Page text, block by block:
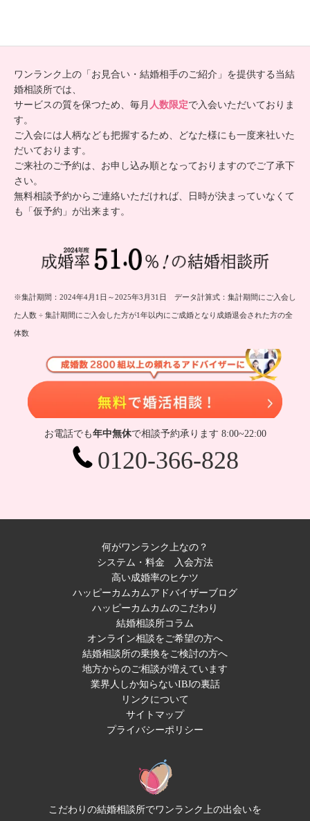
ワンランク上の「お見合い・結婚相手のご紹介」を提供する当結
婚相談所では、
サービスの質を保つため、毎月 人数限定で入会いただいておりま
す。
ご入会には人柄なども把握するため、どなた様にも一度来社いた
だいております。
ご来社のご予約は、お申し込み順となっておりますのでご了承下
さい。
無料相談予約からご連絡いただければ、日時が決まっていなくて
も「仮予約」が出来ます。
※集計期間：2024年4月1日～2025年3月31日 データ計算式：集計期間にご入会し
た人数 ÷ 集計期間にご入会した方が1年以内にご成婚となり成婚退会された方の全
体数
お電話でも年中無休で相談予約承ります 8:00~22:00
0120-366-828
何がワンランク上なの？
システム・料金
入会方法
高い成婚率のヒケツ
ハッピーカムカムアドバイザーブログ
ハッピーカムカムのこだわり
結婚相談所コラム
オンライン相談をご希望の方へ
結婚相談所の乗換をご検討の方へ
地方からのご相談が増えています
業界人しか知らないIBJの裏話
リンクについて
サイトマップ
プライバシーポリシー
こだわりの結婚相談所でワンランク上の出会いを